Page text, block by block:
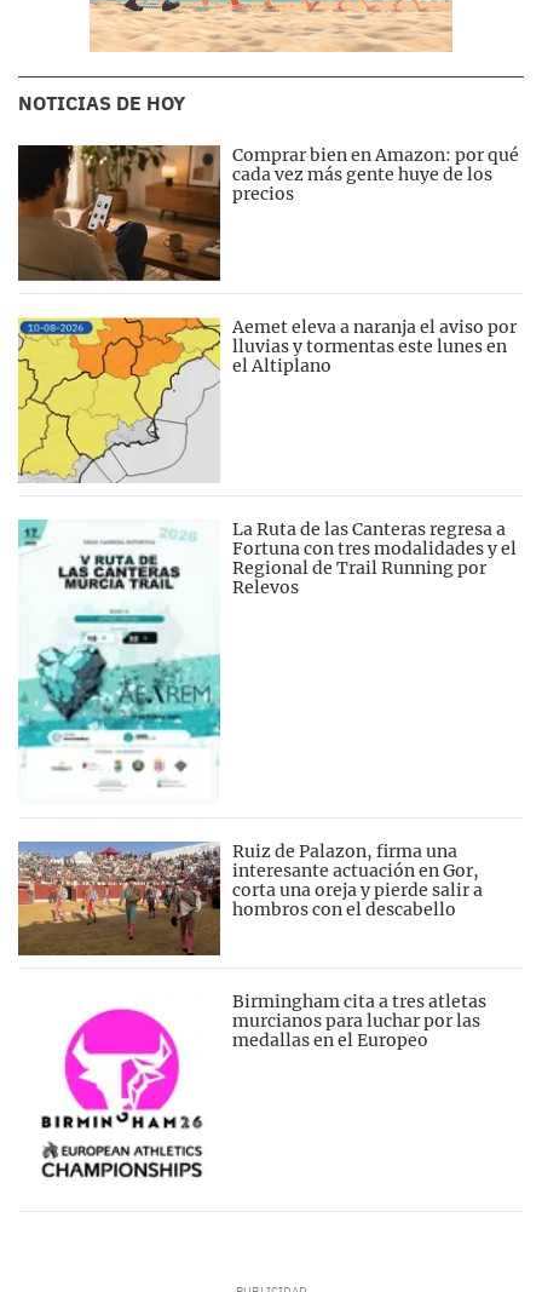
NOTICIAS DE HOY
Comprar bien en Amazon: por qué
cada vez más gente huye de los
precios
Aemet eleva a naranja el aviso por
lluvias y tormentas este lunes en
el Altiplano
La Ruta de las Canteras regresa a
Fortuna con tres modalidades y el
Regional de Trail Running por
Relevos
Ruiz de Palazon, firma una
interesante actuación en Gor,
corta una oreja y pierde salir a
hombros con el descabello
Birmingham cita a tres atletas
murcianos para luchar por las
medallas en el Europeo